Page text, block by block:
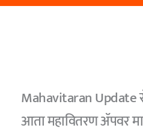
Mahavitaran Update
आता महावितरण ॲपवर